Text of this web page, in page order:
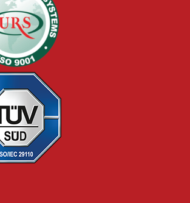
นหานิสิตรุ่นใหม่ในงาน Chula
Engineering Showcase 2026
าน Chula Computer Engineering
เพื่อสนับสนุนการพัฒนานวัตกรรมและเปิด
4 ร่วมฝึกงาน สหกิจศึกษา และเติบโตในสาย
วกรรม และดิจิทัลโซลูชันแห่งอนาคต
ษภาคม 2026